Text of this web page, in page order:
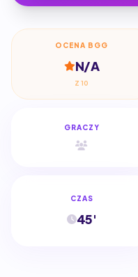
OCENA BGG
N/A
Z 10
GRACZY
CZAS
45'